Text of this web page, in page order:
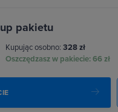
pakietu
Kupując osobno: 328 zł
Oszczędzasz w pakiecie:66 zł